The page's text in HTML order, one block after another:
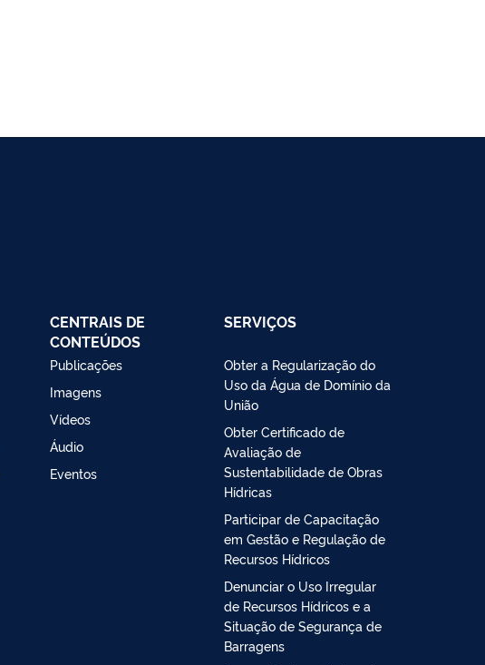
CENTRAIS DE
CONTEÚDOS
Publicações
Imagens
Vídeos
Áudio
Eventos
SERVIÇOS
Obter a Regularização do
Uso da Água de Domínio da
União
Obter Certificado de
Avaliação de
Sustentabilidade de Obras
Hídricas
Participar de Capacitação
em Gestão e Regulação de
Recursos Hídricos
Denunciar o Uso Irregular
de Recursos Hídricos e a
Situação de Segurança de
Barragens